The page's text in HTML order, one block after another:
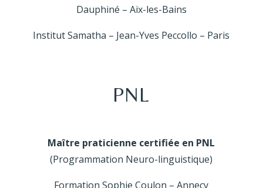
Dauphiné – Aix-les-Bains
Institut Samatha – Jean-Yves Peccollo – Paris
PNL
Maître praticienne certifiée en PNL
(Programmation Neuro-linguistique)
Formation Sophie Coulon – Annecy